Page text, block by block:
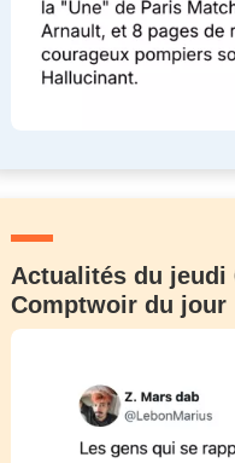
Actualités du jeudi
Comptwoir du jour